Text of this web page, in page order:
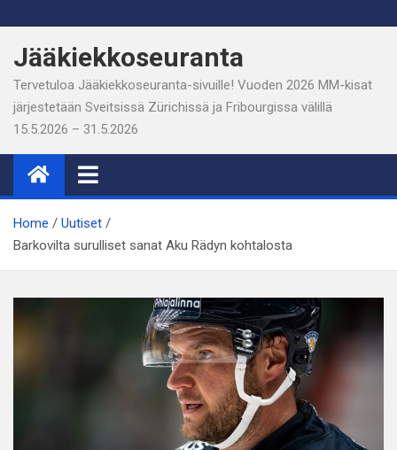
to
content
Jääkiekkoseuranta
Tervetuloa Jääkiekkoseuranta-sivuille! Vuoden 2026 MM-kisat
järjestetään Sveitsissä Zürichissä ja Fribourgissa välillä
15.5.2026 – 31.5.2026
Home
Uutiset
Barkovilta surulliset sanat Aku Rädyn kohtalosta